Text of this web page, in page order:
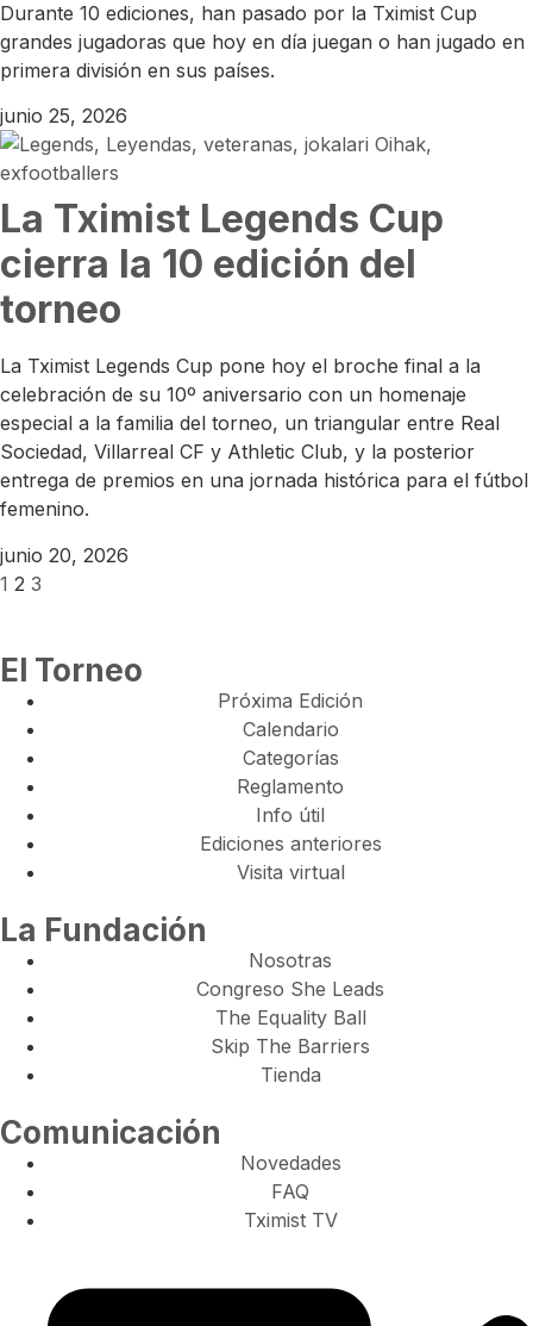
Durante 10 ediciones, han pasado por la Tximist Cup
grandes jugadoras que hoy en día juegan o han jugado en
primera división en sus países.
junio 25, 2026
La Tximist Legends Cup
cierra la 10 edición del
torneo
La Tximist Legends Cup pone hoy el broche final a la
celebración de su 10º aniversario con un homenaje
especial a la familia del torneo, un triangular entre Real
Sociedad, Villarreal CF y Athletic Club, y la posterior
entrega de premios en una jornada histórica para el fútbol
femenino.
junio 20, 2026
1 2 3
El Torneo
Próxima Edición
Calendario
Categorías
Reglamento
Info útil
Ediciones anteriores
Visita virtual
La Fundación
Nosotras
Congreso She Leads
The Equality Ball
Skip The Barriers
Tienda
Comunicación
Novedades
FAQ
Tximist TV